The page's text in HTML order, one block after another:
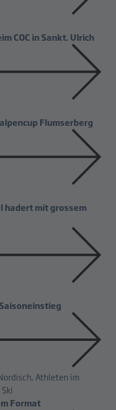
COC in Sankt. Ulrich
Flumserberg
hadert mit grossem
Athleten im
Format